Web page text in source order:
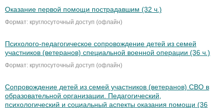
Оказание первой помощи пострадавшим (32 ч.)
Формат: круглосуточный доступ (офлайн)
Психолого-педагогическое сопровождение детей из семей
участников (ветеранов) специальной военной операции (36 ч.)
Формат: круглосуточный доступ (офлайн)
Сопровождение детей из семей участников (ветеранов) СВО в
образовательной организации. Педагогический,
психологический и социальный аспекты оказания помощи (36